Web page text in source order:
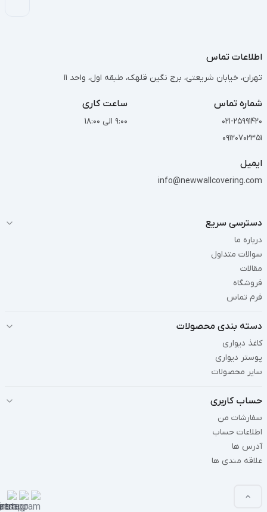
اطلاعات تماس
تهران، خیابان شریعتی، برج نگین قلهک، طبقه اول، واحد 11
شماره تماس
021-25991420
09120702351
ساعت کاری
9:00 الی 18:00
ایمیل
info@newwallcovering.com
دسترسی سریع
درباره ما
سوالات متداول
مقالات
فروشگاه
فرم تماس
دسته بندی محصولات
کاغذ دیواری
پوستر دیواری
سایر محصولات
حساب کاربری
سفارشات من
اطلاعات حساب
آدرس ها
علاقه مندی ها